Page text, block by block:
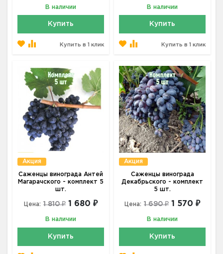
В наличии
Купить
Купить в 1 клик
В наличии
Купить
Купить в 1 клик
Акция
Саженцы винограда Антей
Магарачского - комплект 5
шт.
Цена: 1 810 ₽ 1 680 ₽
В наличии
Купить
Акция
Саженцы винограда
Декабрьского - комплект
5 шт.
Цена: 1 690 ₽ 1 570 ₽
В наличии
Купить